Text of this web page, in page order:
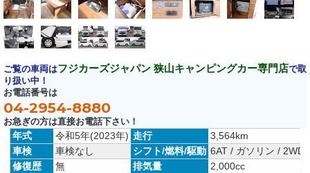
年式 令和5年(2023年) 走行
3,564km
車検
車検なし シフト/燃料/駆動 6AT / ガソリン / 2WD
修復歴
無 排気量
2,000cc
ご覧の車両はフジカーズジャパン 狭山キャンピングカー専門店で取
り扱い中！
お電話番号は
04-2954-8880
お急ぎの方は直接お電話下さい！